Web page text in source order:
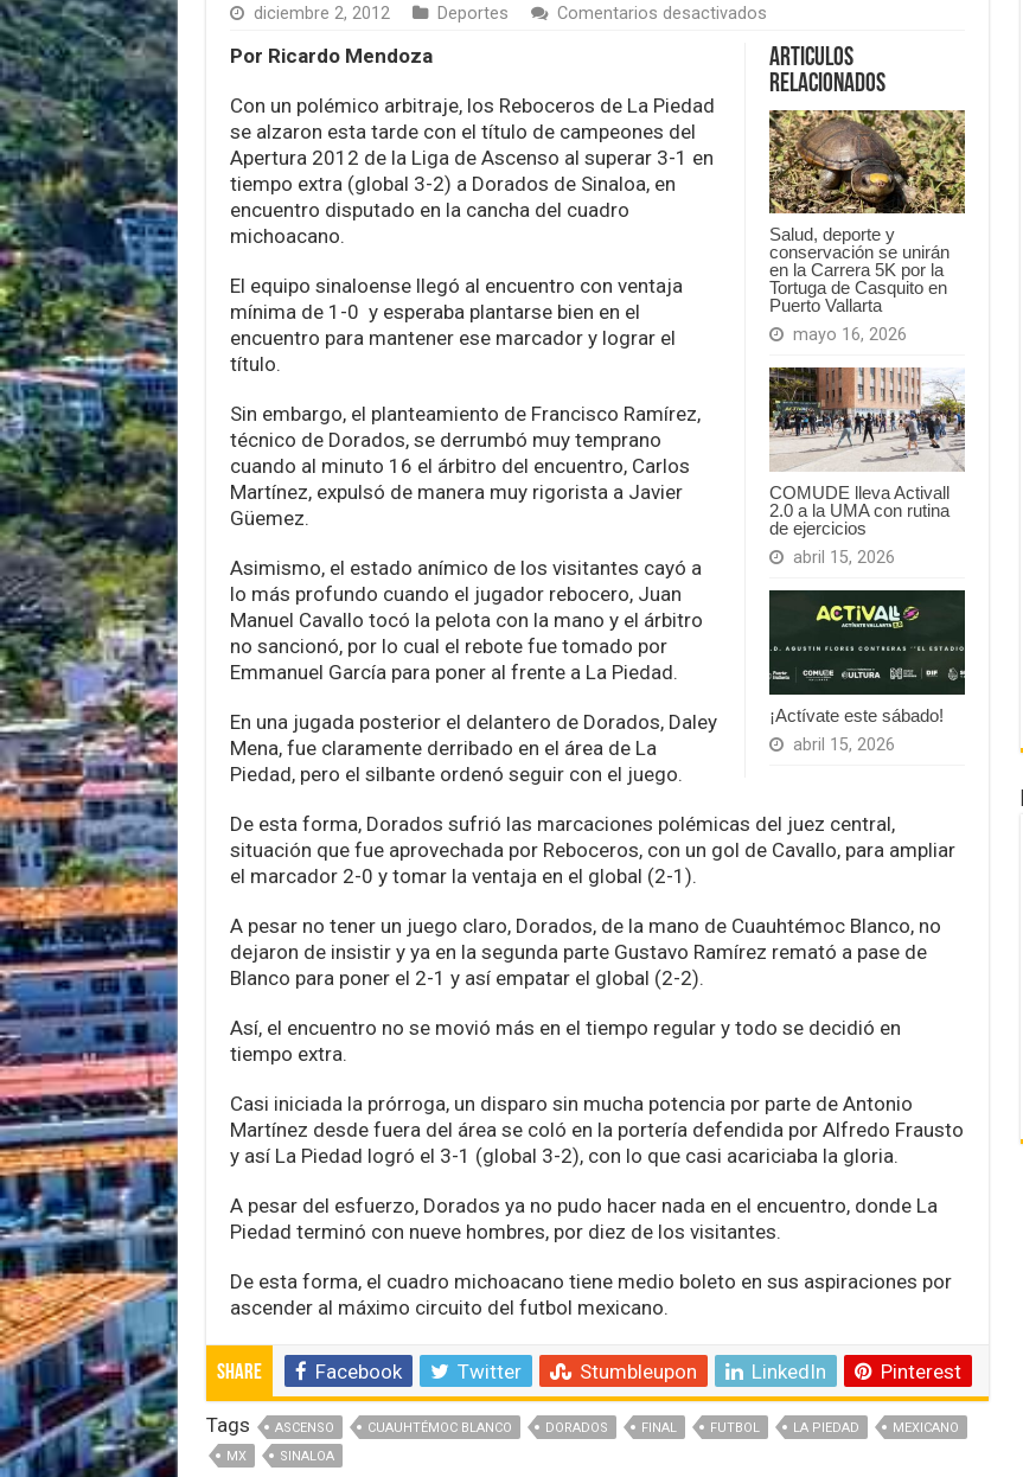
diciembre 2, 2012 Deportes Comentarios desactivadosen
Piedad,
campeón
del
Ascenso
Mx
Articulos
Relacionados
Salud, deporte y
conservación se unirán
en la Carrera 5K por la
Tortuga de Casquito en
Puerto Vallarta
mayo 16, 2026
COMUDE lleva Activall
2.0 a la UMA con rutina
de ejercicios
abril 15, 2026
¡Actívate este sábado!
abril 15, 2026
Por Ricardo Mendoza
Con un polémico arbitraje, los Reboceros de La Piedad
se alzaron esta tarde con el título de campeones del
Apertura 2012 de la Liga de Ascenso al superar 3-1 en
tiempo extra (global 3-2) a Dorados de Sinaloa, en
encuentro disputado en la cancha del cuadro
michoacano.
El equipo sinaloense llegó al encuentro con ventaja
mínima de 1-0 y esperaba plantarse bien en el
encuentro para mantener ese marcador y lograr el
título.
Sin embargo, el planteamiento de Francisco Ramírez,
técnico de Dorados, se derrumbó muy temprano
cuando al minuto 16 el árbitro del encuentro, Carlos
Martínez, expulsó de manera muy rigorista a Javier
Güemez.
Asimismo, el estado anímico de los visitantes cayó a
lo más profundo cuando el jugador rebocero, Juan
Manuel Cavallo tocó la pelota con la mano y el árbitro
no sancionó, por lo cual el rebote fue tomado por
Emmanuel García para poner al frente a La Piedad.
En una jugada posterior el delantero de Dorados, Daley
Mena, fue claramente derribado en el área de La
Piedad, pero el silbante ordenó seguir con el juego.
De esta forma, Dorados sufrió las marcaciones polémicas del juez central,
situación que fue aprovechada por Reboceros, con un gol de Cavallo, para ampliar
el marcador 2-0 y tomar la ventaja en el global (2-1).
A pesar no tener un juego claro, Dorados, de la mano de Cuauhtémoc Blanco, no
dejaron de insistir y ya en la segunda parte Gustavo Ramírez remató a pase de
Blanco para poner el 2-1 y así empatar el global (2-2).
Así, el encuentro no se movió más en el tiempo regular y todo se decidió en
tiempo extra.
Casi iniciada la prórroga, un disparo sin mucha potencia por parte de Antonio
Martínez desde fuera del área se coló en la portería defendida por Alfredo Frausto
y así La Piedad logró el 3-1 (global 3-2), con lo que casi acariciaba la gloria.
A pesar del esfuerzo, Dorados ya no pudo hacer nada en el encuentro, donde La
Piedad terminó con nueve hombres, por diez de los visitantes.
De esta forma, el cuadro michoacano tiene medio boleto en sus aspiraciones por
ascender al máximo circuito del futbol mexicano.
Share Facebook Twitter Stumbleupon LinkedIn Pinterest
Tags ASCENSO CUAUHTÉMOC BLANCO DORADOS FINAL FUTBOL LA PIEDAD
MEXICANO
MX
SINALOA